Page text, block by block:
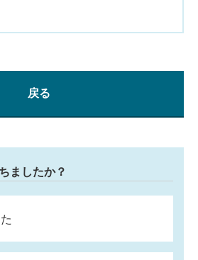
戻る
ましたか？